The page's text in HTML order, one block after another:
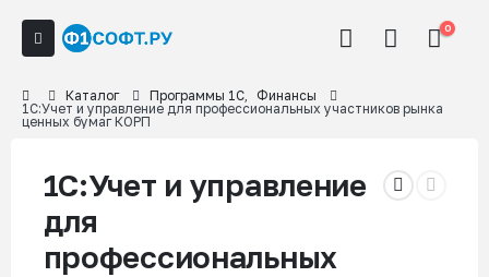
0
Каталог Программы 1С,
Финансы
1С:Учет и управление для профессиональных участников рынка
ценных бумаг КОРП
1С:Учет и управление
для
профессиональных